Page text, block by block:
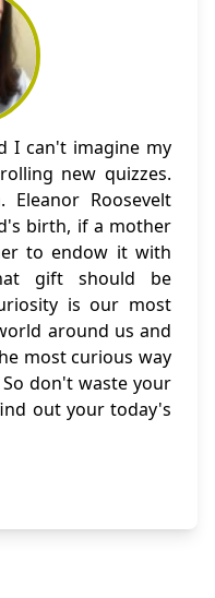
I can't imagine my
new quizzes.
Roosevelt
birth, if a mother
to endow it with
gift should be
is our most
around us and
most curious way
don't waste your
out your today's